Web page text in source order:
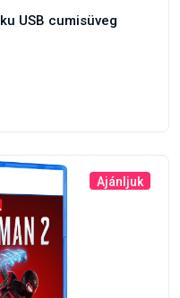
USB cumisüveg
Ajánljuk